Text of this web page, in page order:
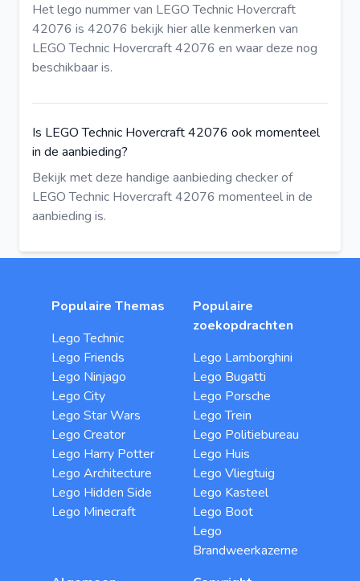
Het lego nummer van LEGO Technic Hovercraft
42076 is 42076 bekijk hieralle kenmerken van
LEGO Technic Hovercraft 42076 en waar deze nog
beschikbaar is.
Is LEGO Technic Hovercraft 42076 ook momenteel
in de aanbieding?
Bekijk met deze handige aanbieding checkerof
LEGO Technic Hovercraft 42076 momenteel in de
aanbieding is.
Populaire Themas
Lego Technic
Lego Friends
Lego Ninjago
Lego City
Lego Star Wars
Lego Creator
Lego Harry Potter
Lego Architecture
Lego Hidden Side
Lego Minecraft
Populaire
zoekopdrachten
Lego Lamborghini
Lego Bugatti
Lego Porsche
Lego Trein
Lego Politiebureau
Lego Huis
Lego Vliegtuig
Lego Kasteel
Lego Boot
Lego
Brandweerkazerne